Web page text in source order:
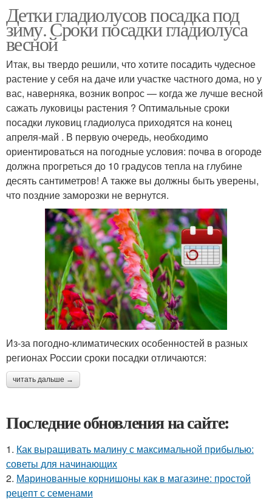
Детки гладиолусов посадка под
зиму. Сроки посадки гладиолуса
весной
Итак, вы твердо решили, что хотите посадить чудесное
растение у себя на даче или участке частного дома, но у
вас, наверняка, возник вопрос — когда же лучше весной
сажать луковицы растения ? Оптимальные сроки
посадки луковиц гладиолуса приходятся на конец
апреля-май . В первую очередь, необходимо
ориентироваться на погодные условия: почва в огороде
должна прогреться до 10 градусов тепла на глубине
десять сантиметров! А также вы должны быть уверены,
что поздние заморозки не вернутся.
Из-за погодно-климатических особенностей в разных
регионах России сроки посадки отличаются:
читать дальше →
Последние обновления на сайте:
1. Как выращивать малину с максимальной прибылью:
советы для начинающих
2. Маринованные корнишоны как в магазине: простой
рецепт с семенами